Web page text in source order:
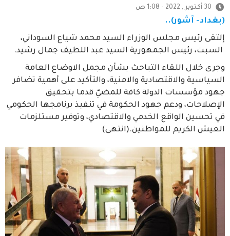
30 أكتوبر , 2022 - 1:08 ص
(بغداد- آشور)..
إلتقى رئيس مجلس الوزراء السيد محمد شياع السوداني،
السبت، رئيس الجمهورية السيد عبد اللطيف جمال رشيد.
وجرى خلال اللقاء التباحث بشأن مجمل الاوضاع العامة
السياسية والاقتصادية والامنية، والتأكيد على أهمية تضافر
جهود مؤسسات الدولة كافة للمضيّ قدما بتحقيق
الإصلاحات، ودعم جهود الحكومة في تنفيذ برنامجها الحكومي
في تحسين الواقع الخدمي والاقتصادي، وتوفير مستلزمات
العيش الكريم للمواطنين.(انتهى)